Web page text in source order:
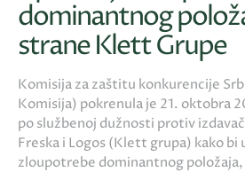
dominantnog
strane Klett Grupe
Komisija za zaštitu konkurencije
Komisija) pokrenula je 21. oktobra
po službenoj dužnosti protiv
Freska i Logos (Klett grupa) kako
zloupotrebe dominantnog položaja,